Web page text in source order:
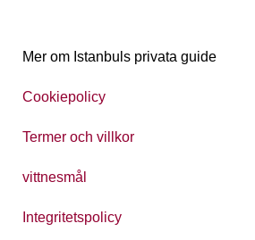
Mer om Istanbuls privata guide
Cookiepolicy
Termer och villkor
vittnesmål
Integritetspolicy